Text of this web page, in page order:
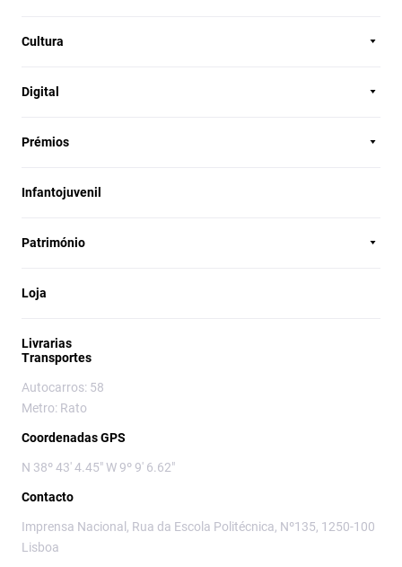
Cultura
Digital
Prémios
Infantojuvenil
Património
Loja
Livrarias
Transportes
Autocarros: 58
Metro: Rato
Coordenadas GPS
N 38º 43' 4.45" W 9º 9' 6.62"
Contacto
Imprensa Nacional, Rua da Escola Politécnica, Nº135, 1250-100
Lisboa